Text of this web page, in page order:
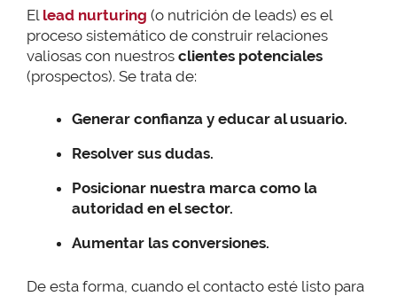
El lead nurturing (o nutrición de leads) es el
proceso sistemático de construir relaciones
valiosas con nuestros clientes potenciales
(prospectos). Se trata de:
Generar confianza y educar al usuario.
Resolver sus dudas.
Posicionar nuestra marca como la
autoridad en el sector.
Aumentar las conversiones.
De esta forma, cuando el contacto esté listo para